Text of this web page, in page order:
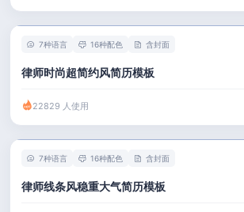
7种语言 16种配色 含封面
律师时尚超简约风简历模板
22829 人使用
7种语言 16种配色 含封面
律师线条风稳重大气简历模板